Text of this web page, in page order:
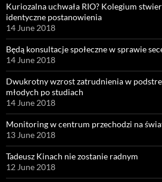
Kuriozalna uchwała RIO? Kolegium
identyczne postanowienia
14 June 2018
Będą konsultacje społeczne w sprawie
14 June 2018
Dwukrotny wzrost zatrudnienia w
młodych po studiach
14 June 2018
Monitoring w centrum przechodzi na
13 June 2018
Tadeusz Kinach nie zostanie radnym
12 June 2018